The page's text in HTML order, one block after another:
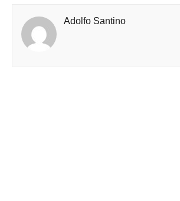
Adolfo Santino